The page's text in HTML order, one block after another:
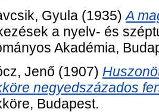
Gyula (1935)A
a nyelv- és
Akadémia,
Jenő (1907)
negyedszázados
Budapest.